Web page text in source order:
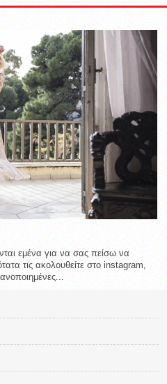
εμένα για να σας πείσω να
τις ακολουθείτε στο instagram,